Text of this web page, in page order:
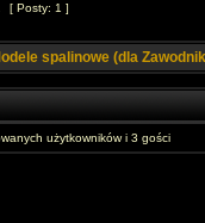
[ Posty: 1 ]
spalinowe (dla
użytkowników i 3 gości